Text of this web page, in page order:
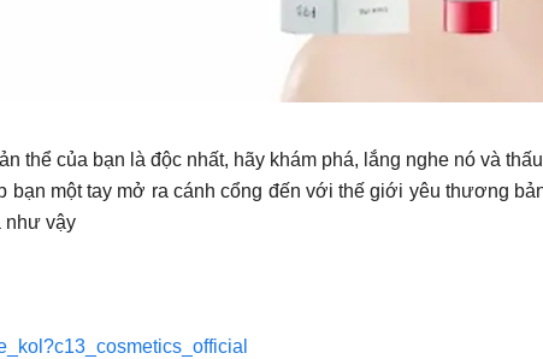
thể của bạn là độc nhất, hãy khám phá, lắng nghe nó và
bạn một tay mở ra cánh cổng đến với thế giới yêu thương
như vậy